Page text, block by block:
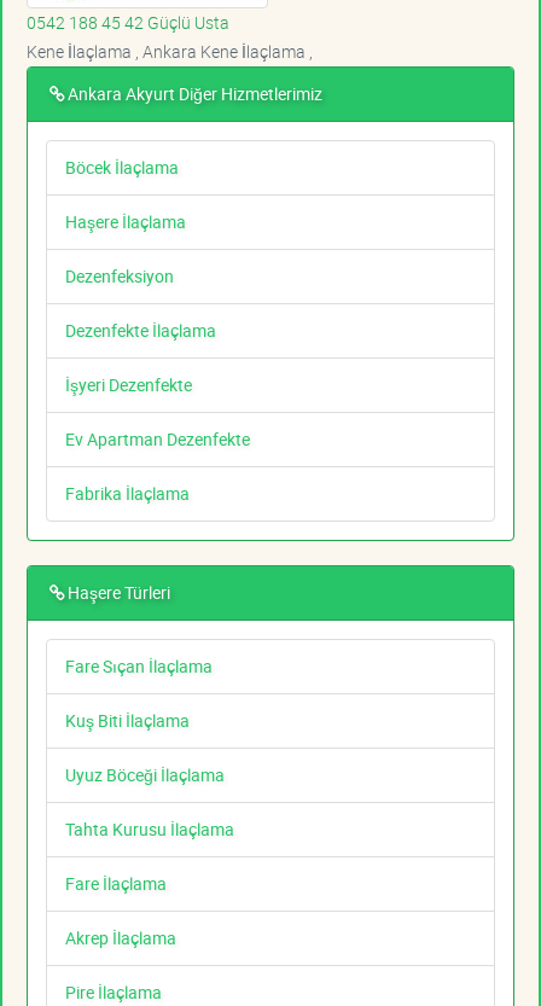
0542 188 45 42 Güçlü Usta
Kene İlaçlama , Ankara Kene İlaçlama ,
Ankara Akyurt Diğer Hizmetlerimiz
Böcek İlaçlama
Haşere İlaçlama
Dezenfeksiyon
Dezenfekte İlaçlama
İşyeri Dezenfekte
Ev Apartman Dezenfekte
Fabrika İlaçlama
Haşere Türleri
Fare Sıçan İlaçlama
Kuş Biti İlaçlama
Uyuz Böceği İlaçlama
Tahta Kurusu İlaçlama
Fare İlaçlama
Akrep İlaçlama
Pire İlaçlama